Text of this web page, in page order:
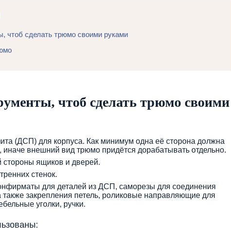
чтоб сделать трюмо своими руками
чтоб сделать трюмо своими
(ДСП) для корпуса. Как минимум одна её сторона должна
иначе внешний вид трюмо придётся дорабатывать отдельно.
ящиков и дверей.
стенок.
для деталей из ДСП, саморезы для соединения
закрепления петель, роликовые направляющие для
уголки, ручки.